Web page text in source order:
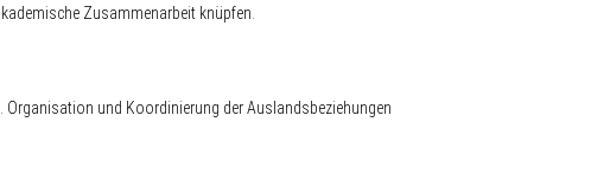
Zusammenarbeit knüpfen.
II. Organisation und Koordinierung der Auslandsbeziehungen